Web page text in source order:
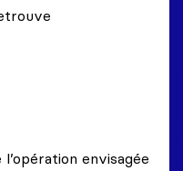
envisagée